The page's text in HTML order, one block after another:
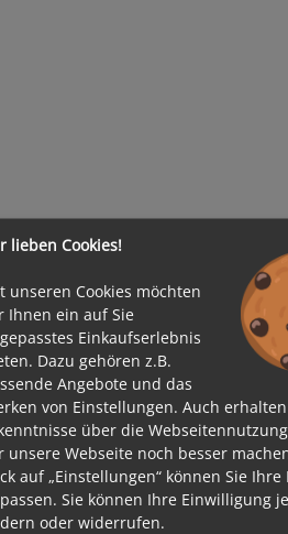
lieben Cookies!
unseren Cookies möchten
Ihnen ein auf Sie
Einkaufserlebnis
Dazu gehören z.B.
Angebote und das
von Einstellungen. Auch
über die
unsere Webseite noch besser
auf „Einstellungen“ können Sie
Sie können Ihre Einwilligung
oder widerrufen.